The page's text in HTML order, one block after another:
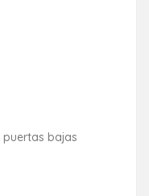
bajas